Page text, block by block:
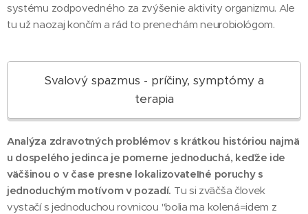
systému zodpovedného za zvýšenie aktivity organizmu. Ale
tu už naozaj končím a rád to prenechám neurobiológom.
Svalový spazmus - príčiny, symptómy a
terapia
Analýza zdravotných problémov s krátkou históriou najmä
u dospelého jedinca je pomerne jednoduchá, keďže ide
väčšinou o v čase presne lokalizovateľné poruchy s
jednoduchým motívom v pozadí. Tu si zväčša človek
vystačí s jednoduchou rovnicou "bolia ma kolená=idem z